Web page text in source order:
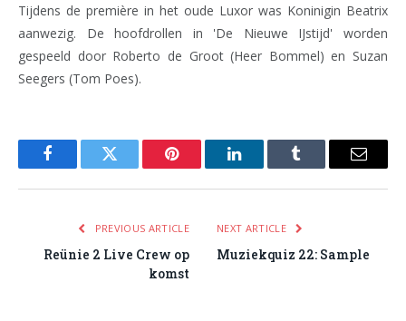
Tijdens de première in het oude Luxor was Koninigin Beatrix
aanwezig. De hoofdrollen in 'De Nieuwe IJstijd' worden
gespeeld door Roberto de Groot (Heer Bommel) en Suzan
Seegers (Tom Poes).
FacebookTwitter Pinterest LinkedInTumblr Email
PREVIOUS ARTICLE
Reünie 2 Live Crew op
komst
NEXT ARTICLE
Muziekquiz 22: Sample